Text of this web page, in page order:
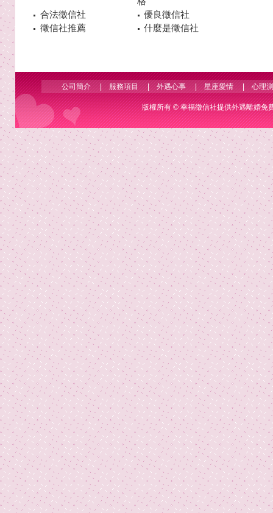
合法徵信社
優良徵信社
徵信社推薦
什麼是徵信社
公司簡介|服務項目|外遇心事|星座愛情|心理
版權所有 ©幸福徵信社提供外遇離婚免